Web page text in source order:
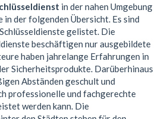
in der nahen Umgebung
in der folgenden Übersicht. Es sind
gelistet. Die
beschäftigen nur ausgebildete
haben jahrelange Erfahrungen in
Sicherheitsprodukte. Darüberhinaus
Abständen geschult und
professionelle und fachgerechte
werden kann. Die